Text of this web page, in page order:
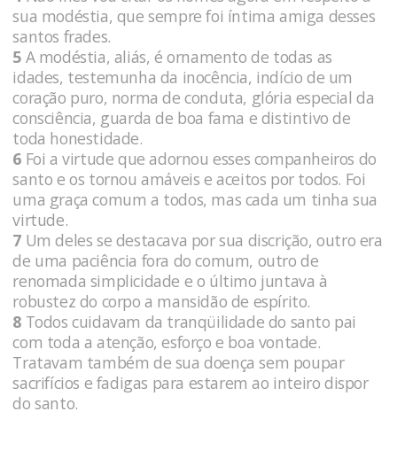
sua modéstia, que sempre foi íntima amiga desses
santos frades.
5 A modéstia, aliás, é ornamento de todas as
idades, testemunha da inocência, indício de um
coração puro, norma de conduta, glória especial da
consciência, guarda de boa fama e distintivo de
toda honestidade.
6 Foi a virtude que adornou esses companheiros do
santo e os tornou amáveis e aceitos por todos. Foi
uma graça comum a todos, mas cada um tinha sua
virtude.
7 Um deles se destacava por sua discrição, outro era
de uma paciência fora do comum, outro de
renomada simplicidade e o último juntava à
robustez do corpo a mansidão de espírito.
8 Todos cuidavam da tranqüilidade do santo pai
com toda a atenção, esforço e boa vontade.
Tratavam também de sua doença sem poupar
sacrifícios e fadigas para estarem ao inteiro dispor
do santo.